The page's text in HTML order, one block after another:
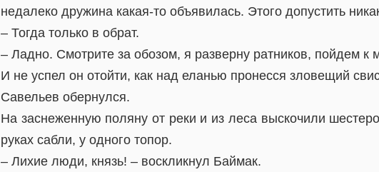
недалеко дружина какая-то объявилась. Этого допустить
– Тогда только в обрат.
– Ладно. Смотрите за обозом, я разверну ратников, пойдем к
И не успел он отойти, как над еланью пронесся зловещий
Савельев обернулся.
На заснеженную поляну от реки и из леса выскочили
руках сабли, у одного топор.
– Лихие люди, князь! – воскликнул Баймак.